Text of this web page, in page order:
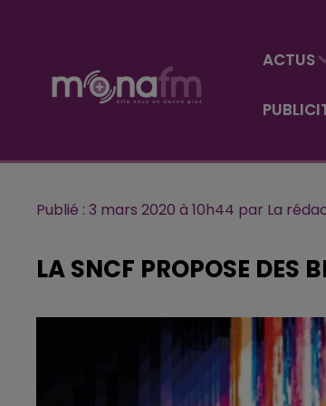
ACTUS
Publié : 3 mars 2020 à 10h44 par La
LA SNCF PROPOSE DES